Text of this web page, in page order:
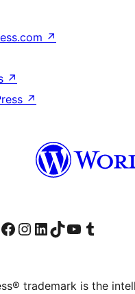
↗
↗
↗
访问我们的 Facebook 公共主页关注我们的 Instagram 账号 关注我们的 LinkedIn 主页访问我们的 TikTok 账号访问我们的 YouTube 频道 访问我们的 Tumblr 账号
trademark is the